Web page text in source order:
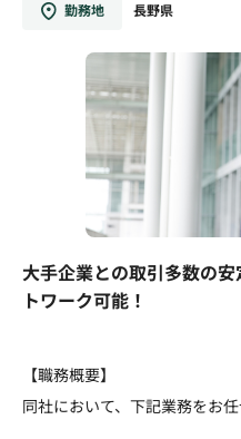
勤務地 長野県
大手企業との取引多数の
トワーク可能！
【職務概要】
同社において、下記業務をお任